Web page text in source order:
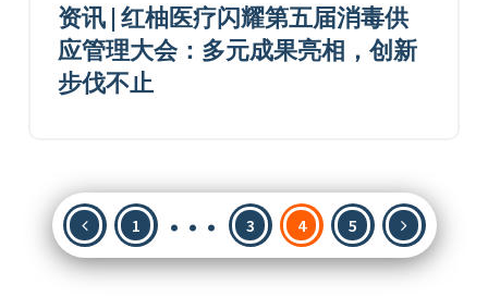
资讯 | 红柚医疗闪耀第五届消毒供
应管理大会：多元成果亮相，创新
步伐不止
文
章
1 … 3 4 5